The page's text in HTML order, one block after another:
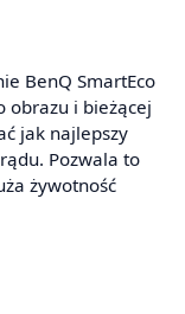
BenQ SmartEco
obrazu i bieżącej
jak najlepszy
Pozwala to
żywotność